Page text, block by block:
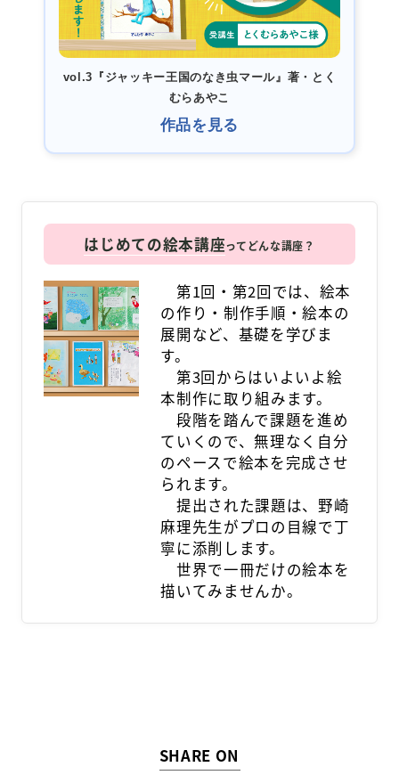
vol.3『ジャッキー王国のなき虫マール』著・とく
むらあやこ
作品を見る
はじめての絵本講座ってどんな講座？
第1回・第2回では、絵本
の作り・制作手順・絵本の
展開など、基礎を学びま
す。
第3回からはいよいよ絵
本制作に取り組みます。
段階を踏んで課題を進め
ていくので、無理なく自分
のペースで絵本を完成させ
られます。
提出された課題は、野崎
麻理先生がプロの目線で丁
寧に添削します。
世界で一冊だけの絵本を
描いてみませんか。
SHARE ON